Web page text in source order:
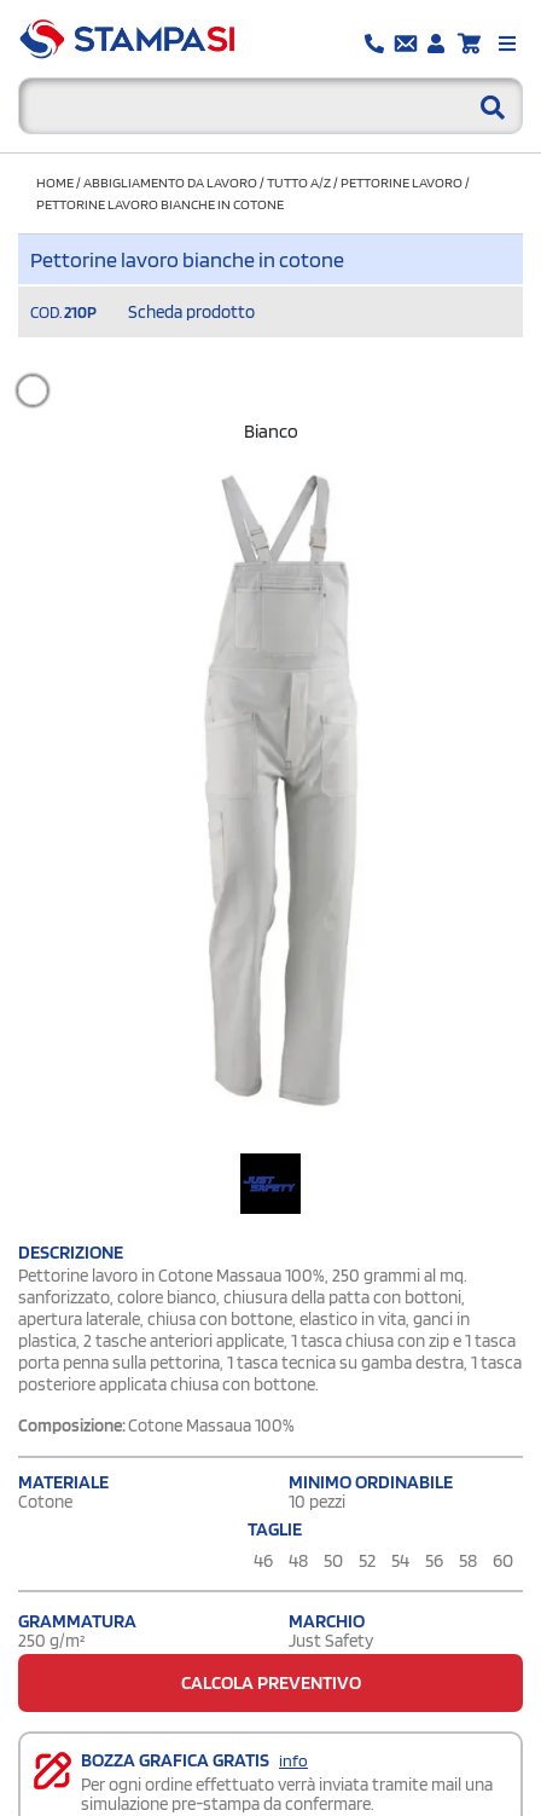
HOME/ABBIGLIAMENTO DA LAVORO/TUTTO A/Z/PETTORINE LAVORO/
PETTORINE LAVORO BIANCHE IN COTONE
Pettorine lavoro bianche in cotone
COD. 210P Scheda prodotto
Bianco
DESCRIZIONE
Pettorine lavoro in Cotone Massaua 100%, 250 grammi al mq.
sanforizzato, colore bianco, chiusura della patta con bottoni,
apertura laterale, chiusa con bottone, elastico in vita, ganci in
plastica, 2 tasche anteriori applicate, 1 tasca chiusa con zip e 1 tasca
porta penna sulla pettorina, 1 tasca tecnica su gamba destra, 1 tasca
posteriore applicata chiusa con bottone.
Composizione:Cotone Massaua 100%
MATERIALE
Cotone
MINIMO ORDINABILE
10 pezzi
TAGLIE
46
48 50 52 54 56 58 60
GRAMMATURA
250 g/m²
MARCHIO
Just Safety
CALCOLA PREVENTIVO
BOZZA GRAFICA GRATIS info
Per ogni ordine effettuato verrà inviata tramite mail una
simulazione pre-stampa da confermare.